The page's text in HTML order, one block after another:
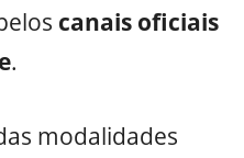
canais oficiais
.
modalidades